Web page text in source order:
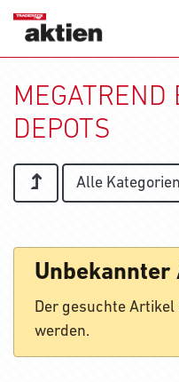
MEGATREND
DEPOTS
Alle Kategorien
Der gesuchte
werden.